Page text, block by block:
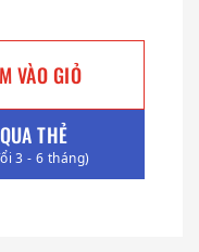
VÀO GIỎ
THẺ
3 - 6 tháng)